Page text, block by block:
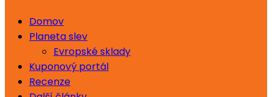
Domov
Planeta slev
Evropské sklady
Kuponový portál
Recenze